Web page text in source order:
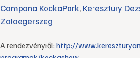
Campona KockaPark, Keresztury
Zalaegerszeg
A rendezvényről: http://